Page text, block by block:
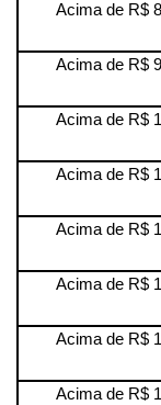
Acima de R$
Acima de R$
Acima de R$
Acima de R$
Acima de R$
Acima de R$
Acima de R$
Acima de R$